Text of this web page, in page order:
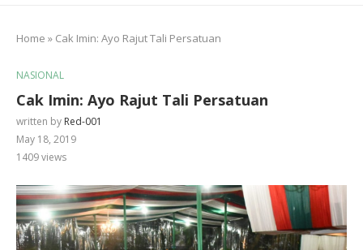
Home » Cak Imin: Ayo Rajut Tali Persatuan
NASIONAL
Cak Imin: Ayo Rajut Tali Persatuan
written by Red-001
May 18, 2019
1409views